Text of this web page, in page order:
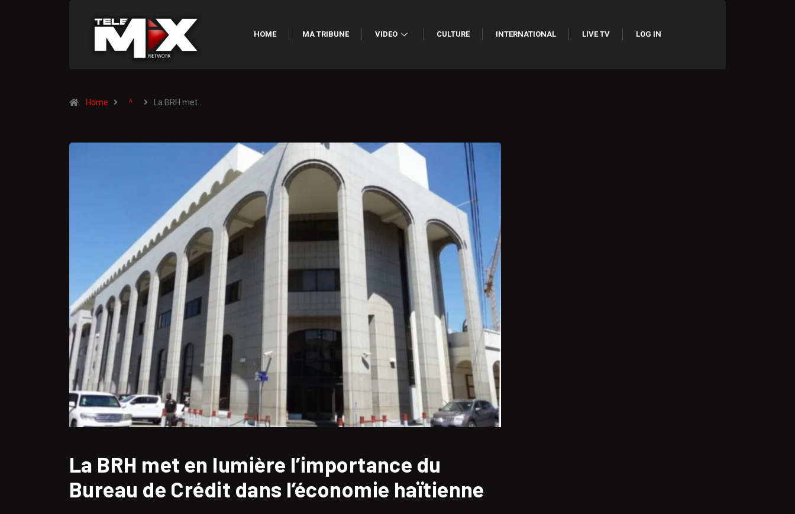
HOME MA TRIBUNE VIDEO CULTURE INTERNATIONAL LIVE TV LOG IN
Home ^ La BRH met…
La BRH met en lumière l’importance du
Bureau de Crédit dans l’économie haïtienne